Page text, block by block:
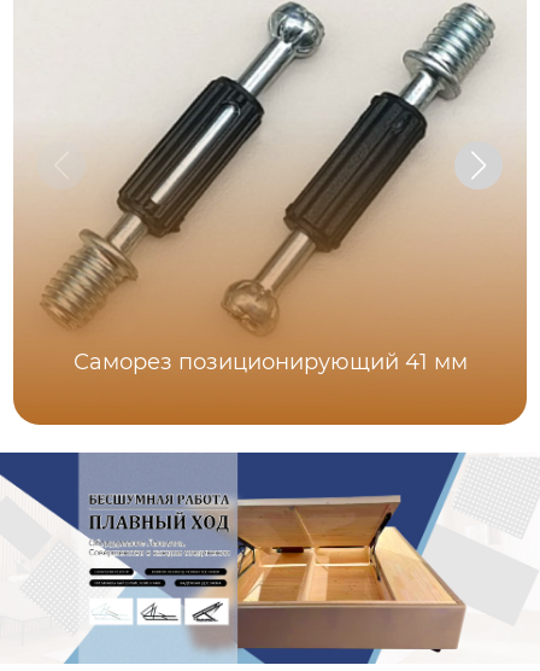
Саморез позиционирующий 41 мм